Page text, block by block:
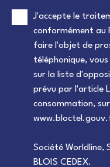
J'accepte le
conformément au
faire l'objet de
téléphonique,
sur la liste
prévu par l'article
consommation,
Société Worldline,
BLOIS CEDEX.